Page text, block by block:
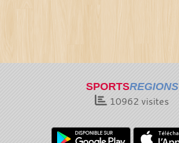
SPORTSREGIONS
10962 visites